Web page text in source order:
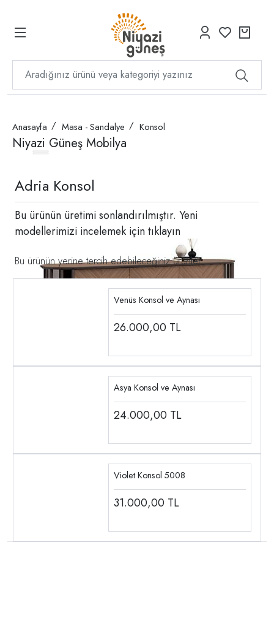
Anasayfa Masa - Sandalye Konsol
Niyazi Güneş Mobilya
Adria Konsol
Bu ürünün üretimi sonlandırılmıştır. Yeni
modellerimizi incelemek içintıklayın
Bu ürünün yerine tercih edebileceğiniz ürünler
Venüs Konsol ve Aynası
26.000,00 TL
Asya Konsol ve Aynası
24.000,00 TL
Violet Konsol 5008
31.000,00 TL